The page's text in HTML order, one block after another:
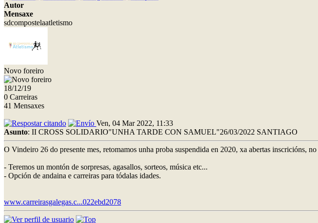
Autor
Mensaxe
sdcompostelaatletismo
Novo foreiro
18/12/19
0 Carreiras
41 Mensaxes
Ven, 04 Mar 2022, 11:33
Asunto: II CROSS SOLIDARIO"UNHA TARDE CON SAMUEL"26/03/2022 SANTIAGO
O Vindeiro 26 do presente mes, retomamos unha proba suspendida en 2020, xa abertas inscricións,
- Teremos un montón de sorpresas, agasallos, sorteos, música etc...
- Opción de andaina e carreiras para tódalas idades.
www.carreirasgalegas.c...022ebd2078